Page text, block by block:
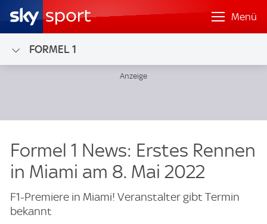
Menü
FORMEL 1
Formel 1 News: Erstes Rennen
in Miami am 8. Mai 2022
F1-Premiere in Miami! Veranstalter gibt Termin
bekannt